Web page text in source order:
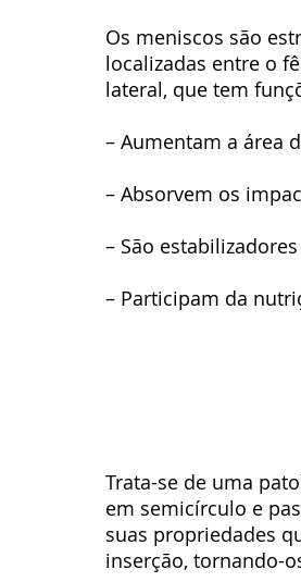
Os meniscos são
localizadas entre o
lateral, que tem
– Aumentam a área
– Absorvem os
– São
– Participam da
Trata-se de uma
em semicírculo e
suas propriedades
inserção, tornando-